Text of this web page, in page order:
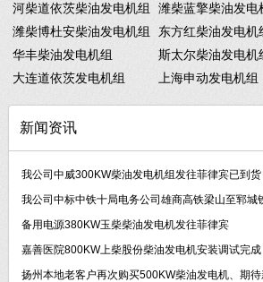
河柴道依茨柴油发电机组
潍柴蓝擎柴油发电
潍柴博杜安柴油发电机组
东方红柴油发电机
华丰柴油发电机组
斯太尔柴油发电机
大连道依茨发电机组
上海申动发电机组
新闻资讯
我公司中威300KW柴油发电机组发往菲律宾已到货
我公司中标中铁十局电务公司雄商高铁梁山至郓城
备用电源380KW玉柴柴油发电机发往菲律宾
嘉善医院800KW上柴股份柴油发电机安装调试完成
扬州本地老客户再次购买500KW柴油发电机、期